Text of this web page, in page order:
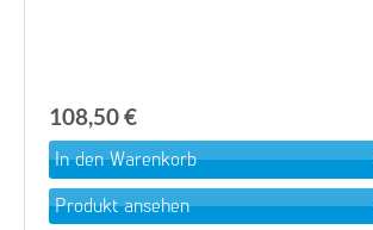
108,50 €
Produkt ansehen